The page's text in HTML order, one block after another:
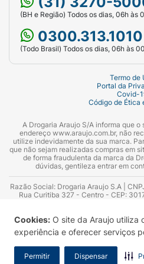
Cookies: O site da Araujo utiliza
experiência e oferecer serviços
Permitir Dispensar
(BH e Região) Todos os dias, 06h às
0300.313.1010
(Todo Brasil) Todos os dias, 06h às
Termo de
Portal da
Covid-
Código de Ética
A Drogaria Araujo S/A informa que
endereço www.araujo.com.br, não
utilize indevidamente da sua marca.
que não sejam realizadas compras em
de forma fraudulenta da marca da
dúvidas, gentileza entrar em
Razão Social: Drogaria Araujo S.A |
Rua Curitiba 327 - Centro - CEP:
Azevedo Guimarães – CRF 10.965 |
Consultor substituto: Thiago Aguiar
Sanitário: 2025020713 | Autorização de